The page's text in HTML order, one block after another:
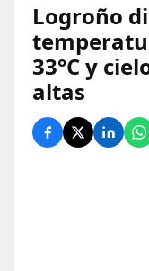
Logroño
33°C y
altas